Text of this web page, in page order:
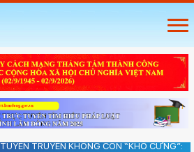
TUYÊN TRUYỀN KHÔNG CÒN “KHÔ CỨNG”: